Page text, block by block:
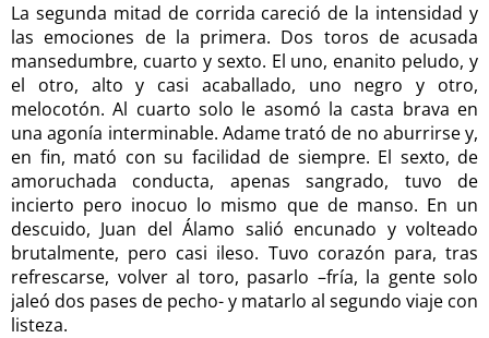
La segunda mitad de corrida careció de la intensidad y
las emociones de la primera. Dos toros de acusada
mansedumbre, cuarto y sexto. El uno, enanito peludo, y
el otro, alto y casi acaballado, uno negro y otro,
melocotón. Al cuarto solo le asomó la casta brava en
una agonía interminable. Adame trató de no aburrirse y,
en fin, mató con su facilidad de siempre. El sexto, de
amoruchada conducta, apenas sangrado, tuvo de
incierto pero inocuo lo mismo que de manso. En un
descuido, Juan del Álamo salió encunado y volteado
brutalmente, pero casi ileso. Tuvo corazón para, tras
refrescarse, volver al toro, pasarlo –fría, la gente solo
jaleó dos pases de pecho- y matarlo al segundo viaje con
listeza.